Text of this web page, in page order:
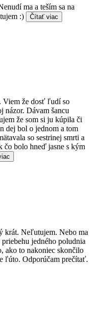
ma a teším sa na
:)
Čítať viac
Viem že dosť ľudí so
názor. Dávam šancu
že som si ju kúpila či
dej bol o jednom a tom
so sestrinej smrti a
čo bolo hneď jasne s kým
krát. Neľutujem. Nebo ma
jedného poludnia
ako to nakoniec skončilo
ľúto. Odporúčam prečítať.